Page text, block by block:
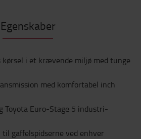
Egenskaber
i et krævende miljø med tunge
med komfortabel inch
Toyota Euro-Stage 5 industri-
til gaffelspidserne ved enhver